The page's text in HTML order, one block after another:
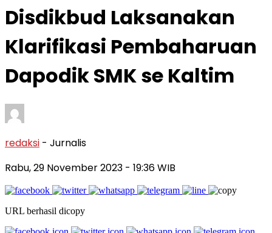
Disdikbud Laksanakan
Klarifikasi Pembaharuan
Dapodik SMK se Kaltim
redaksi - Jurnalis
Rabu, 29 November 2023 - 19:36 WIB
URL berhasil dicopy